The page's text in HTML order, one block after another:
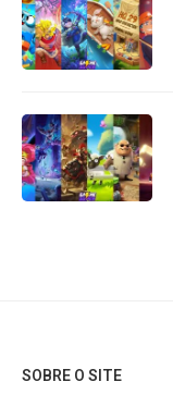
SOBRE O SITE